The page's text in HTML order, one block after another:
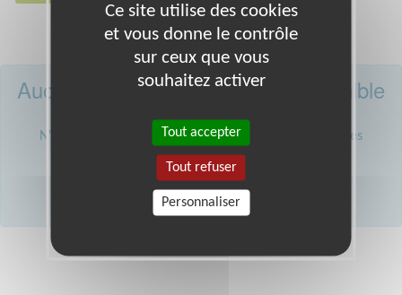
Aucune mission courte n'est disponible
près de chez vous.
N'hésitez pas à répondre aux missions plus longues. Les
associations ont besoin de vous !
JE CHERCHE UNE MISSION PLUS LONGUE
Ce site utilise des cookies
et vous donne le contrôle
sur ceux que vous
souhaitez activer
Tout accepter
Tout refuser
Personnaliser